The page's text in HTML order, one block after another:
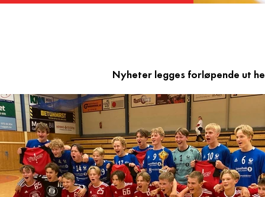
Nyheter legges forløpende ut